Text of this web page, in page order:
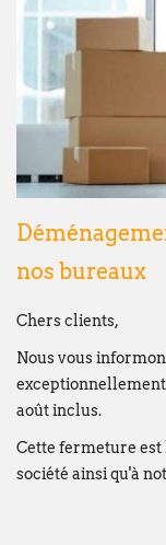
nos bureaux
Chers clients,
Nous vous
exceptionnellement
août inclus.
Cette fermeture est
société ainsi qu'à